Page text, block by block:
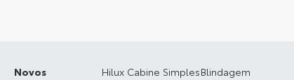
Novos Hilux Cabine SimplesBlindagem